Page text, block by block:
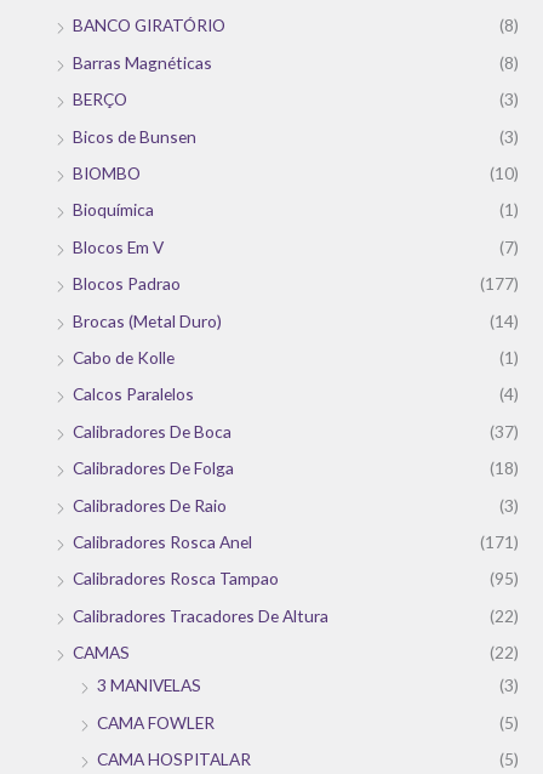
BANCO GIRATÓRIO
(8)
Barras Magnéticas
(8)
BERÇO
(3)
Bicos de Bunsen
(3)
BIOMBO
(10)
Bioquímica
(1)
Blocos Em V
(7)
Blocos Padrao
(177)
Brocas (Metal Duro)
(14)
Cabo de Kolle
(1)
Calcos Paralelos
(4)
Calibradores De Boca
(37)
Calibradores De Folga
(18)
Calibradores De Raio
(3)
Calibradores Rosca Anel
(171)
Calibradores Rosca Tampao
(95)
Calibradores Tracadores De Altura
(22)
CAMAS
(22)
3 MANIVELAS
(3)
CAMA FOWLER
(5)
CAMA HOSPITALAR
(5)